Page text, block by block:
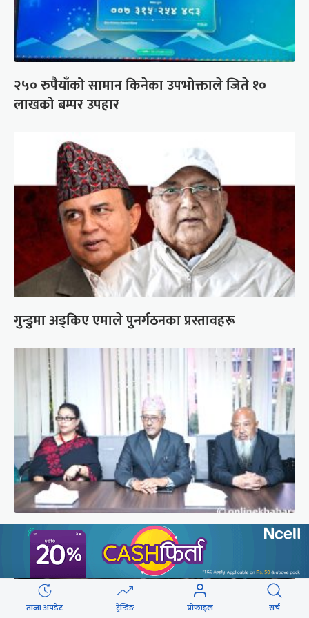
२५० रुपैयाँको सामान किनेका उपभोक्ताले जिते १०
लाखको बम्पर उपहार
गुन्डुमा अड्किए एमाले पुनर्गठनका प्रस्तावहरू
प्रज्ञाका तीन कुलपतिको शपथ (तस्वीरहरू)
ताजा अपडेट ट्रेन्डिङ प्रोफाइल सर्च